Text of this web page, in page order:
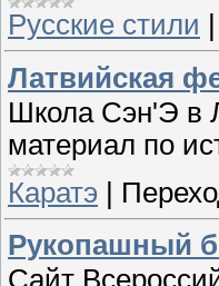
Русские стили
Латвийская
Школа Сэн'Э в
материал по
Каратэ |
Рукопашный